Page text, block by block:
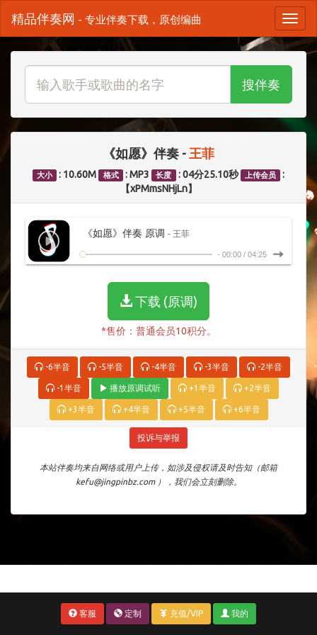
精品伴奏网 - 专业伴奏下载，原创编曲
搜伴奏
《如愿》伴奏 - 王菲
大小 : 10.60M 格式 : MP3 长度 : 04分25.10秒 上传会员
:
【xPMmsNHjLn】
《如愿》伴奏 原调 - 王菲
- 00:00 / 04:25
下载 (原调)
*售价：普通会员10积分。
-6半音 -5半音 -4半音 -3半音 -2半音
-1半音 播放原调试听 +1半音 +2半音
+3半音 +4半音 +5半音 +6半音
投诉与举报
本站伴奏均来自网络或用户上传，如涉及侵权请及时告知（邮箱
kefu@jingpinbz.com ），我们会立刻删除。
客服 定制 充值/VIP 我的